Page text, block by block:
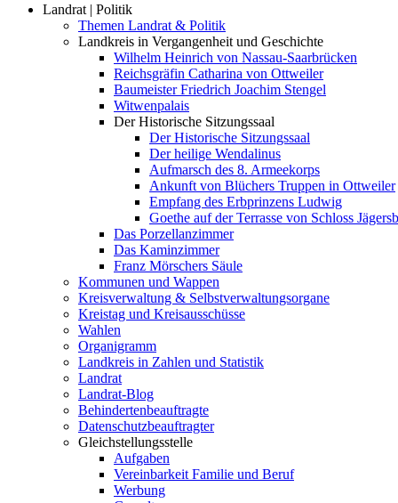
Landrat | Politik
Themen Landrat & Politik
Landkreis in Vergangenheit und Geschichte
Wilhelm Heinrich von Nassau-Saarbrücken
Reichsgräfin Catharina von Ottweiler
Baumeister Friedrich Joachim Stengel
Witwenpalais
Der Historische Sitzungssaal
Der Historische Sitzungssaal
Der heilige Wendalinus
Aufmarsch des 8. Armeekorps
Ankunft von Blüchers Truppen in Ottweiler
Empfang des Erbprinzens Ludwig
Goethe auf der Terrasse von Schloss
Das Porzellanzimmer
Das Kaminzimmer
Franz Mörschers Säule
Kommunen und Wappen
Kreisverwaltung & Selbstverwaltungsorgane
Kreistag und Kreisausschüsse
Wahlen
Organigramm
Landkreis in Zahlen und Statistik
Landrat
Landrat-Blog
Behindertenbeauftragte
Datenschutzbeauftragter
Gleichstellungsstelle
Aufgaben
Vereinbarkeit Familie und Beruf
Werbung